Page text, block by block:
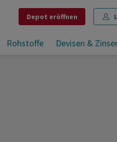
Depot eröffnen
Rohstoffe Devisen &
Drucken Kommentare